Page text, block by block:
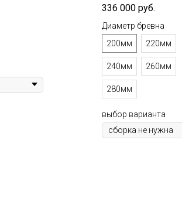
336 000 руб.
Диаметр бревна
200мм
220мм
240мм 260мм
280мм
выбор варианта